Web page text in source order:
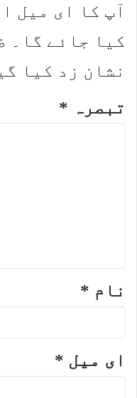
آپ کا ای میل
کیا جائے گا۔
نشان زد کیا
تبصرہ *
نام *
ای میل *